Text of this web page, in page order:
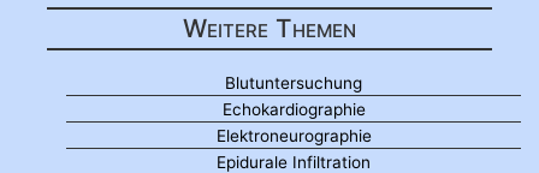
Weitere Themen
Blutuntersuchung
Echokardiographie
Elektroneurographie
Epidurale Infiltration